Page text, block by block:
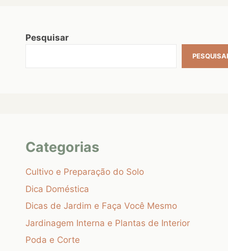
Pesquisar
Categorias
Cultivo e Preparação do Solo
Dica Doméstica
Dicas de Jardim e Faça Você Mesmo
Jardinagem Interna e Plantas de Interior
Poda e Corte